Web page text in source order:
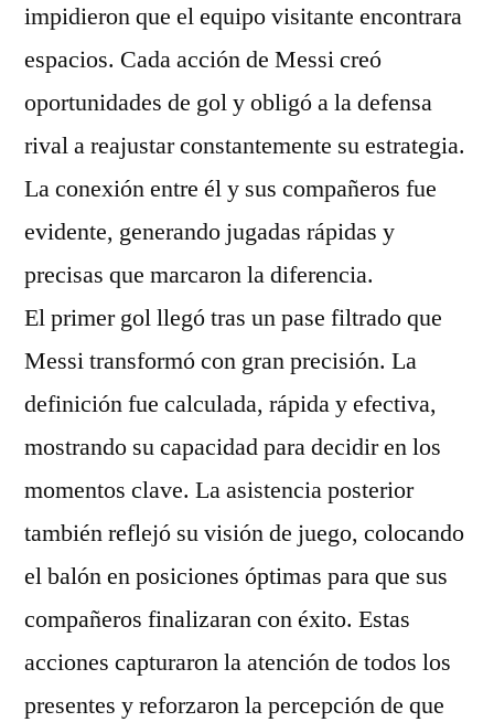
impidieron que el equipo visitante encontrara
espacios. Cada acción de Messi creó
oportunidades de gol y obligó a la defensa
rival a reajustar constantemente su estrategia.
La conexión entre él y sus compañeros fue
evidente, generando jugadas rápidas y
precisas que marcaron la diferencia.
El primer gol llegó tras un pase filtrado que
Messi transformó con gran precisión. La
definición fue calculada, rápida y efectiva,
mostrando su capacidad para decidir en los
momentos clave. La asistencia posterior
también reflejó su visión de juego, colocando
el balón en posiciones óptimas para que sus
compañeros finalizaran con éxito. Estas
acciones capturaron la atención de todos los
presentes y reforzaron la percepción de que